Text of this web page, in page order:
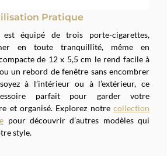
Pratique
est équipé de trois porte-cigarettes,
en toute tranquillité, même en
de 12 x 5,5 cm le rend facile à
un rebord de fenêtre sans encombrer
à l’intérieur ou à l’extérieur, ce
parfait pour garder votre
et organisé. Explorez notre collection
pour découvrir d’autres modèles qui
style.